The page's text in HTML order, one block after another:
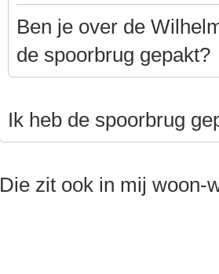
Ben je over de
de spoorbrug gepakt?
Ik heb de spoorbrug
Die zit ook in mij woon-